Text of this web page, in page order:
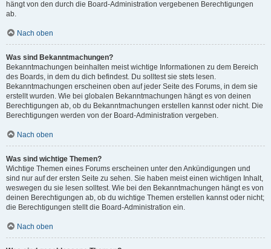
hängt von den durch die Board-Administration vergebenen Berechtigungen
ab.
Nach oben
Was sind Bekanntmachungen?
Bekanntmachungen beinhalten meist wichtige Informationen zu dem Bereich
des Boards, in dem du dich befindest. Du solltest sie stets lesen.
Bekanntmachungen erscheinen oben auf jeder Seite des Forums, in dem sie
erstellt wurden. Wie bei globalen Bekanntmachungen hängt es von deinen
Berechtigungen ab, ob du Bekanntmachungen erstellen kannst oder nicht. Die
Berechtigungen werden von der Board-Administration vergeben.
Nach oben
Was sind wichtige Themen?
Wichtige Themen eines Forums erscheinen unter den Ankündigungen und
sind nur auf der ersten Seite zu sehen. Sie haben meist einen wichtigen Inhalt,
weswegen du sie lesen solltest. Wie bei den Bekanntmachungen hängt es von
deinen Berechtigungen ab, ob du wichtige Themen erstellen kannst oder nicht;
die Berechtigungen stellt die Board-Administration ein.
Nach oben